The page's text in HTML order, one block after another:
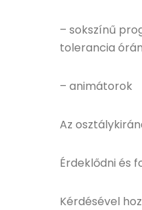
– sokszínű
tolerancia
– animátorok
Az
Érdeklődni és
Kérdésével